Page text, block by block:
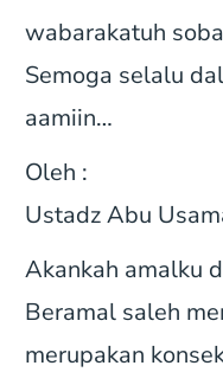
wabarakatuh
Semoga selalu
aamiin…
Oleh :
Ustadz Abu
Akankah amalku
Beramal saleh
merupakan